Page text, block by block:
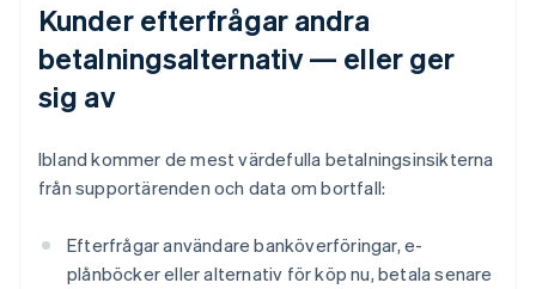
Kunder efterfrågar andra
betalningsalternativ — eller ger
sig av
Ibland kommer de mest värdefulla betalningsinsikterna
från supportärenden och data om bortfall:
Efterfrågar användare banköverföringar, e-
plånböcker eller alternativ för köp nu, betala senare